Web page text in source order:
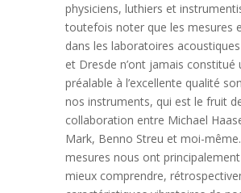
physiciens, luthiers et
toutefois noter que les mesures
dans les laboratoires
et Dresde n’ont jamais constitué
préalable à l’excellente qualité
nos instruments, qui est le fruit
collaboration entre Michael
Mark, Benno Streu et moi-
mesures nous ont
mieux comprendre,